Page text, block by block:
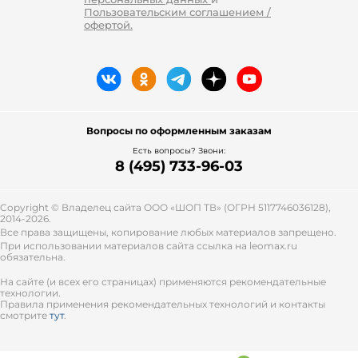
Пользовательским соглашением /
офертой.
Вопросы по оформленным заказам
Есть вопросы? Звони:
8 (495) 733-96-03
Copyright © Владелец сайта ООО «ШОП ТВ» (ОГРН 5117746036128),
2014-2026.
Все права защищены, копирование любых материалов запрещено.
При использовании материалов сайта ссылка на leomax.ru
обязательна.
На сайте (и всех его страницах) применяются рекомендательные
технологии.
Правила применения рекомендательных технологий и контакты
смотрите тут.